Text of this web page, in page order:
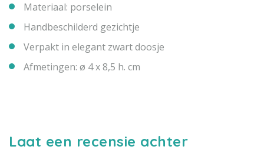
Materiaal: porselein
Handbeschilderd gezichtje
Verpakt in elegant zwart doosje
Afmetingen: ø 4 x 8,5 h. cm
Laat een recensie achter